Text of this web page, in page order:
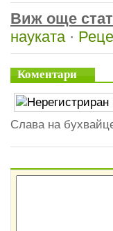
Виж още
науката·
Коментари
Слава на